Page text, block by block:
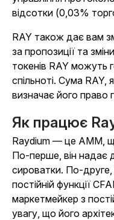
відсотки (0,03%
RAY також дає вам
за пропозиції та
токенів RAY можуть
спільноті. Сума RAY,
визначає його право
Як працює
Raydium — це AMM,
По-перше, він надає
сироватки. По-
постійній функції
маркетмейкер з
увагу, що його